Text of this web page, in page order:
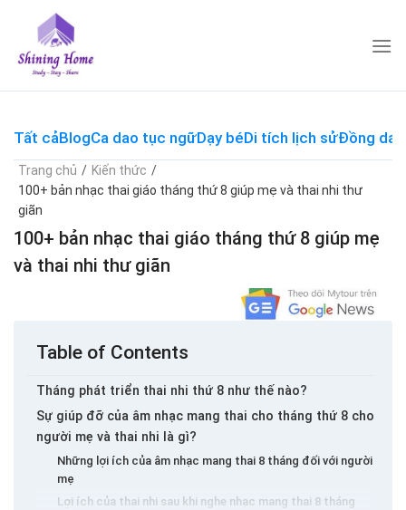
content
Tất cảBlogCa dao tục ngữDạy béDi tích lịch sửĐồng dao
Trang chủ / Kiến thức /
100+ bản nhạc thai giáo tháng thứ 8 giúp mẹ và thai nhi thư
giãn
100+ bản nhạc thai giáo tháng thứ 8 giúp mẹ
và thai nhi thư giãn
Table of Contents
Tháng phát triển thai nhi thứ 8 như thế nào?
Sự giúp đỡ của âm nhạc mang thai cho tháng thứ 8 cho
người mẹ và thai nhi là gì?
Những lợi ích của âm nhạc mang thai 8 tháng đối với người
mẹ
Lợi ích của thai nhi sau khi nghe nhạc mang thai 8 tháng